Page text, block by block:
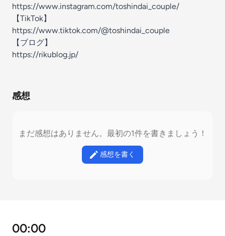
https://www.instagram.com/toshindai_couple/
【TikTok】
https://www.tiktok.com/@toshindai_couple
【ブログ】
https://rikublog.jp/
感想
まだ感想はありません。最初の1件を書きましょう！
感想を書く
00:00